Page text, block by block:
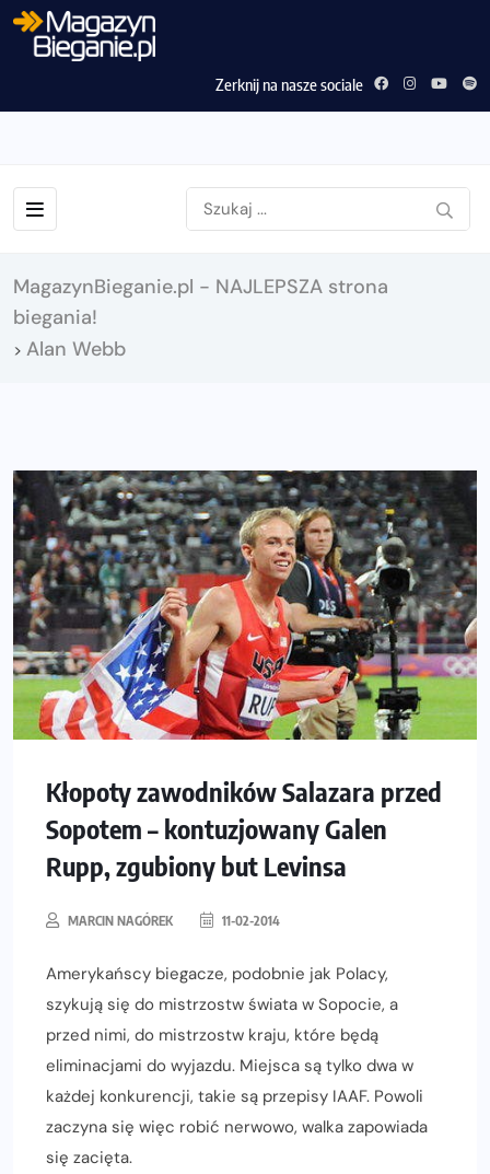
Zerknij na nasze sociale
MagazynBieganie.pl - NAJLEPSZA strona
biegania!
> Alan Webb
Kłopoty zawodników Salazara przed
Sopotem – kontuzjowany Galen
Rupp, zgubiony but Levinsa
MARCIN NAGÓREK 11-02-2014
Amerykańscy biegacze, podobnie jak Polacy,
szykują się do mistrzostw świata w Sopocie, a
przed nimi, do mistrzostw kraju, które będą
eliminacjami do wyjazdu. Miejsca są tylko dwa w
każdej konkurencji, takie są przepisy IAAF. Powoli
zaczyna się więc robić nerwowo, walka zapowiada
się zacięta.